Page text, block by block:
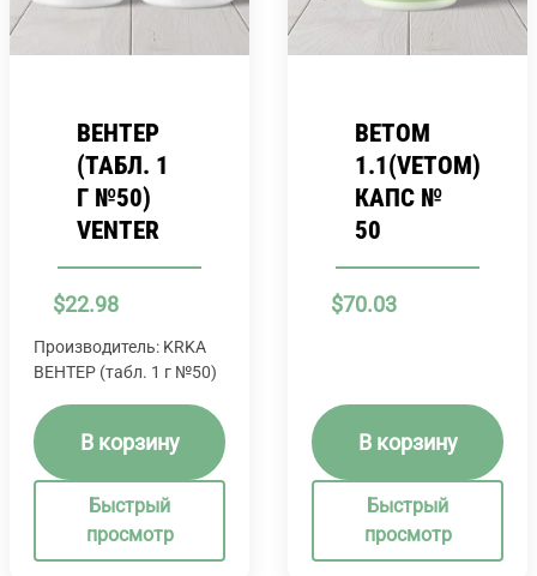
ВЕНТЕР
(ТАБЛ. 1
Г №50)
VENTER
$22.98
Производитель: KRKA
ВЕНТЕР (табл. 1 г №50)
В корзину
Быстрый
просмотр
ВЕТОМ
1.1(VETOM)
КАПС №
50
$70.03
В корзину
Быстрый
просмотр